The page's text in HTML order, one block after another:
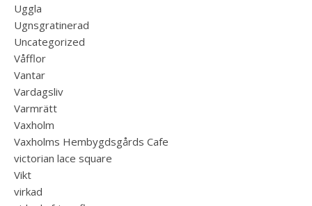
Uggla
Ugnsgratinerad
Uncategorized
Våfflor
Vantar
Vardagsliv
Varmrätt
Vaxholm
Vaxholms Hembygdsgårds Cafe
victorian lace square
Vikt
virkad